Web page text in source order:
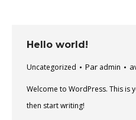
Hello world!
Uncategorized Par admin
Welcome to WordPress. This is
then start writing!